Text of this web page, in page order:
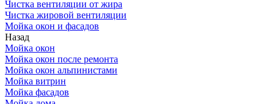
Чистка вентиляции от жира
Чистка жировой вентиляции
Мойка окон и фасадов
Назад
Мойка окон
Мойка окон после ремонта
Мойка окон альпинистами
Мойка витрин
Мойка фасадов